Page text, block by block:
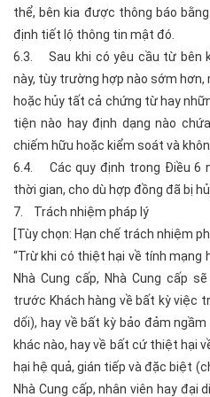
thể, bên kia được thông báo
định tiết lộ thông tin mật đó.
6.3. Sau khi có yêu cầu từ bên
này, tùy trường hợp nào sớm hơn,
hoặc hủy tất cả chứng từ hay
tiện nào hay định dạng nào
chiếm hữu hoặc kiểm soát và
6.4. Các quy định trong Điều 6
thời gian, cho dù hợp đồng đã bị
7. Trách nhiệm pháp lý
[Tùy chọn: Hạn chế trách nhiệm
“Trừ khi có thiệt hại về tính mạng
Nhà Cung cấp, Nhà Cung cấp
trước Khách hàng về bất kỳ việc
dối), hay về bất kỳ bảo đảm
khác nào, hay về bất cứ thiệt hại
hại hệ quả, gián tiếp và đặc biệt
Nhà Cung cấp, nhân viên hay đại